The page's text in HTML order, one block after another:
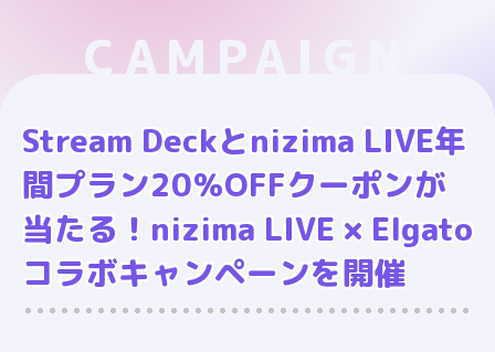
CAMPAIGN
Stream Deckとnizima LIVE年
間プラン20％OFFクーポンが
当たる！nizima LIVE × Elgato
コラボキャンペーンを開催